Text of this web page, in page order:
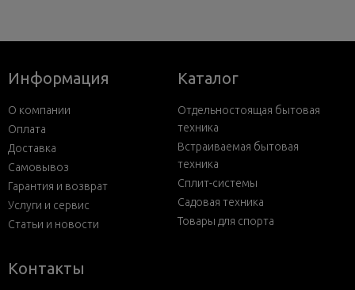
Информация
О компании
Оплата
Доставка
Самовывоз
Гарантия и возврат
Услуги и сервис
Статьи и новости
Каталог
Отдельностоящая бытовая
техника
Встраиваемая бытовая
техника
Сплит-системы
Садовая техника
Товары для спорта
Контакты